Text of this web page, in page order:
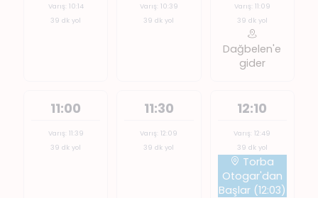
Varış: 10:14
39 dk yol
Varış: 10:39
39 dk yol
Varış: 11:09
39 dk yol
Dağbelen'e
gider
11:00
Varış: 11:39
39 dk yol
11:30
Varış: 12:09
39 dk yol
12:10
Varış: 12:49
39 dk yol
Torba
Otogar'dan
Başlar (12:03)